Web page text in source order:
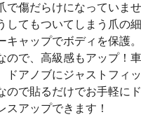
で傷だらけになっていま
してもついてしまう爪の
キャップでボディを保護。
ので、高級感もアップ！
ドアノブにジャストフィッ
ので貼るだけでお手軽に
スアップできます！